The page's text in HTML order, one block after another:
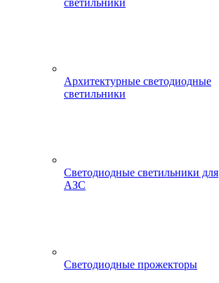
светильники
Архитектурные светодиодные
светильники
Светодиодные светильники для
АЗС
Светодиодные прожекторы